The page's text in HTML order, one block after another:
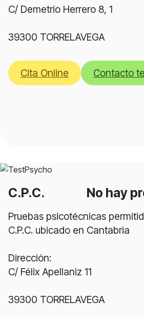
C/ Demetrio Herrero 8, 1
39300 TORRELAVEGA
Cita Online Contacto
C.P.C. No hay
Pruebas psicotécnicas
C.P.C. ubicado en Cantabria
Dirección:
C/ Félix Apellaniz 11
39300 TORRELAVEGA